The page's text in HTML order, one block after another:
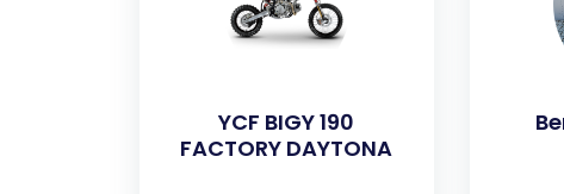
YCF BIGY 190
FACTORY DAYTONA